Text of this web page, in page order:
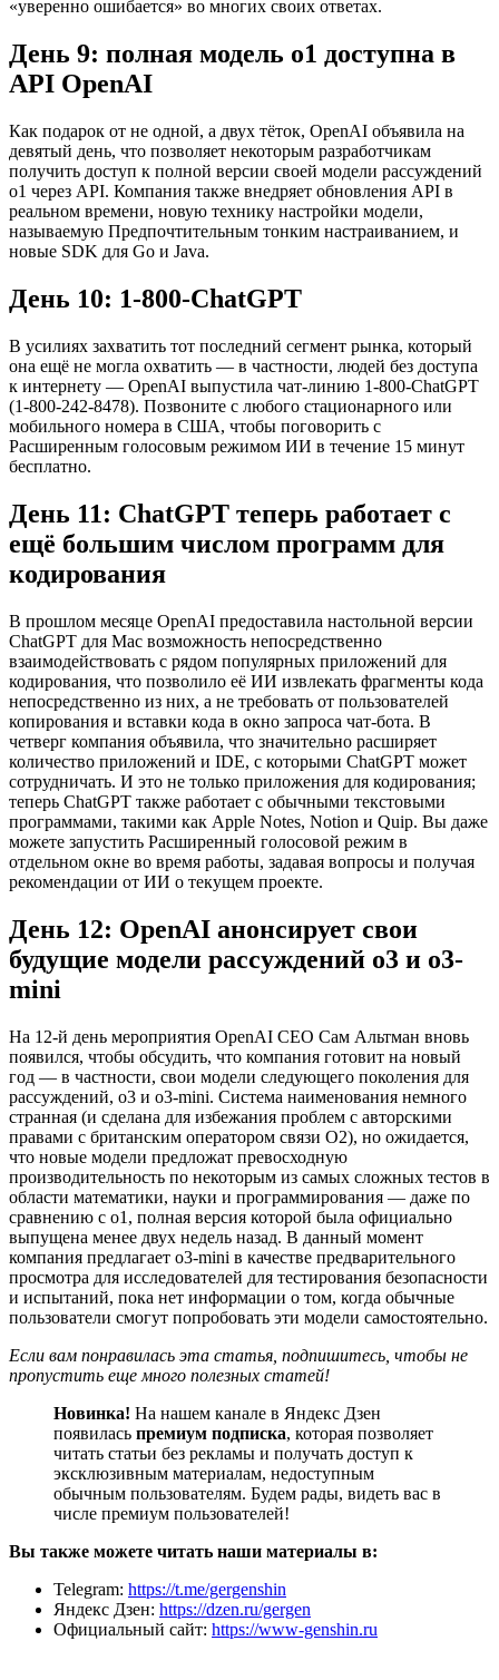
«уверенно ошибается» во многих своих ответах.
День 9: полная модель o1 доступна в
API OpenAI
Как подарок от не одной, а двух тёток, OpenAI объявила на
девятый день, что позволяет некоторым разработчикам
получить доступ к полной версии своей модели рассуждений
o1 через API. Компания также внедряет обновления API в
реальном времени, новую технику настройки модели,
называемую Предпочтительным тонким настраиванием, и
новые SDK для Go и Java.
День 10: 1-800-ChatGPT
В усилиях захватить тот последний сегмент рынка, который
она ещё не могла охватить — в частности, людей без доступа
к интернету — OpenAI выпустила чат-линию 1-800-ChatGPT
(1-800-242-8478). Позвоните с любого стационарного или
мобильного номера в США, чтобы поговорить с
Расширенным голосовым режимом ИИ в течение 15 минут
бесплатно.
День 11: ChatGPT теперь работает с
ещё большим числом программ для
кодирования
В прошлом месяце OpenAI предоставила настольной версии
ChatGPT для Mac возможность непосредственно
взаимодействовать с рядом популярных приложений для
кодирования, что позволило её ИИ извлекать фрагменты кода
непосредственно из них, а не требовать от пользователей
копирования и вставки кода в окно запроса чат-бота. В
четверг компания объявила, что значительно расширяет
количество приложений и IDE, с которыми ChatGPT может
сотрудничать. И это не только приложения для кодирования;
теперь ChatGPT также работает с обычными текстовыми
программами, такими как Apple Notes, Notion и Quip. Вы даже
можете запустить Расширенный голосовой режим в
отдельном окне во время работы, задавая вопросы и получая
рекомендации от ИИ о текущем проекте.
День 12: OpenAI анонсирует свои
будущие модели рассуждений o3 и o3-
mini
На 12-й день мероприятия OpenAI CEO Сам Альтман вновь
появился, чтобы обсудить, что компания готовит на новый
год — в частности, свои модели следующего поколения для
рассуждений, o3 и o3-mini. Система наименования немного
странная (и сделана для избежания проблем с авторскими
правами с британским оператором связи O2), но ожидается,
что новые модели предложат превосходную
производительность по некоторым из самых сложных тестов в
области математики, науки и программирования — даже по
сравнению с o1, полная версия которой была официально
выпущена менее двух недель назад. В данный момент
компания предлагает o3-mini в качестве предварительного
просмотра для исследователей для тестирования безопасности
и испытаний, пока нет информации о том, когда обычные
пользователи смогут попробовать эти модели самостоятельно.
Если вам понравилась эта статья, подпишитесь, чтобы не
пропустить еще много полезных статей!
Новинка! На нашем канале в Яндекс Дзен
появилась премиум подписка, которая позволяет
читать статьи без рекламы и получать доступ к
эксклюзивным материалам, недоступным
обычным пользователям. Будем рады, видеть вас в
числе премиум пользователей!
Вы также можете читать наши материалы в:
Telegram: https://t.me/gergenshin
Яндекс Дзен: https://dzen.ru/gergen
Официальный сайт: https://www-genshin.ru